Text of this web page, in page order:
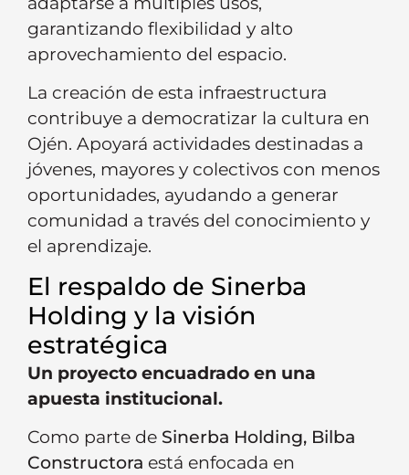
garantizando flexibilidad y alto
aprovechamiento del espacio.
La creación de esta infraestructura
contribuye a democratizar la cultura en
Ojén. Apoyará actividades destinadas a
jóvenes, mayores y colectivos con menos
oportunidades, ayudando a generar
comunidad a través del conocimiento y
el aprendizaje.
El respaldo de Sinerba
Holding y la visión
estratégica
Un proyecto encuadrado en una
apuesta institucional.
Como parte de Sinerba Holding, Bilba
Constructora está enfocada en